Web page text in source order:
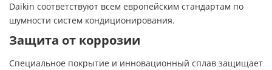
Daikin соответствуют всем европейским стандартам по
шумности систем кондиционирования.
Защита от коррозии
Специальное покрытие и инновационный сплав защищает